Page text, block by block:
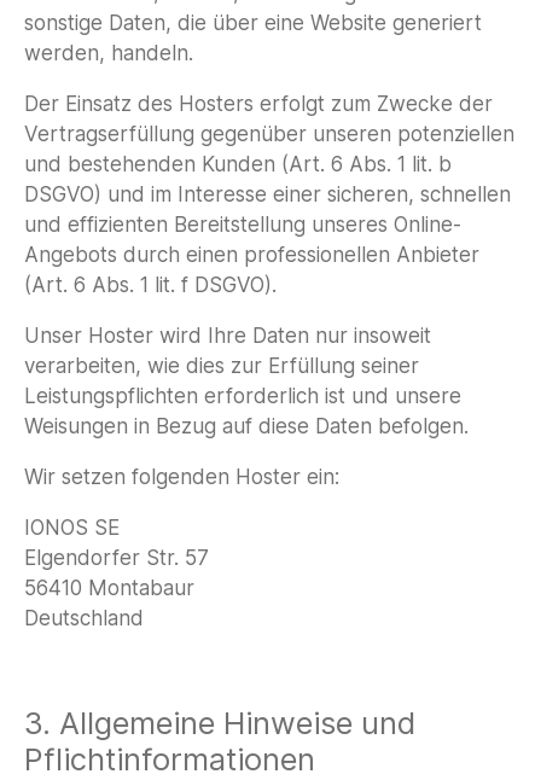
sonstige Daten, die über eine Website generiert
werden, handeln.
Der Einsatz des Hosters erfolgt zum Zwecke der
Vertragserfüllung gegenüber unseren potenziellen
und bestehenden Kunden (Art. 6 Abs. 1 lit. b
DSGVO) und im Interesse einer sicheren, schnellen
und effizienten Bereitstellung unseres Online-
Angebots durch einen professionellen Anbieter
(Art. 6 Abs. 1 lit. f DSGVO).
Unser Hoster wird Ihre Daten nur insoweit
verarbeiten, wie dies zur Erfüllung seiner
Leistungspflichten erforderlich ist und unsere
Weisungen in Bezug auf diese Daten befolgen.
Wir setzen folgenden Hoster ein:
IONOS SE
Elgendorfer Str. 57
56410 Montabaur
Deutschland
3. Allgemeine Hinweise und
Pflichtinformationen